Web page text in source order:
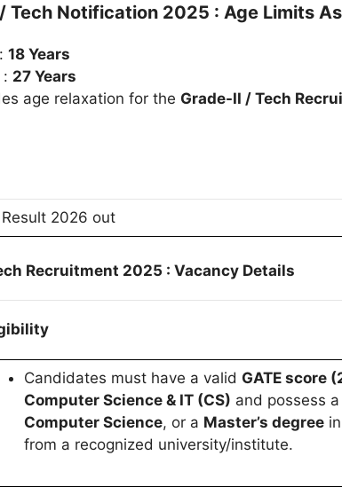
Tech Notification 2025 : Age Limits
18 Years
27 Years
age relaxation for the Grade-II / Tech
Result 2026 out
Recruitment 2025 : Vacancy Details
Candidates must have a valid GATE score
Computer Science & IT (CS) and possess a
Computer Science, or a Master’s degree in
from a recognized university/institute.